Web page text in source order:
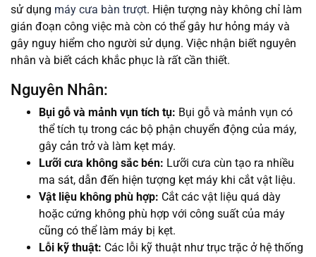
sử dụng máy cưa bàn trượt. Hiện tượng này không chỉ làm
gián đoạn công việc mà còn có thể gây hư hỏng máy và
gây nguy hiểm cho người sử dụng. Việc nhận biết nguyên
nhân và biết cách khắc phục là rất cần thiết.
Nguyên Nhân:
Bụi gỗ và mảnh vụn tích tụ: Bụi gỗ và mảnh vụn có
thể tích tụ trong các bộ phận chuyển động của máy,
gây cản trở và làm kẹt máy.
Lưỡi cưa không sắc bén: Lưỡi cưa cùn tạo ra nhiều
ma sát, dẫn đến hiện tượng kẹt máy khi cắt vật liệu.
Vật liệu không phù hợp: Cắt các vật liệu quá dày
hoặc cứng không phù hợp với công suất của máy
cũng có thể làm máy bị kẹt.
Lỗi kỹ thuật: Các lỗi kỹ thuật như trục trặc ở hệ thống